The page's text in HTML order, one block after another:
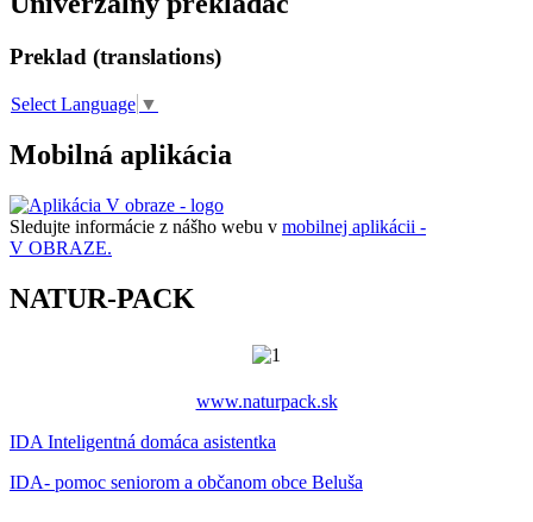
Preklad (translations)
Select Language ▼
Mobilná aplikácia
Sledujte informácie z nášho webu v mobilnej aplikácii -
V OBRAZE.
NATUR-PACK
www.naturpack.sk
IDA Inteligentná domáca asistentka
IDA- pomoc seniorom a občanom obce Beluša